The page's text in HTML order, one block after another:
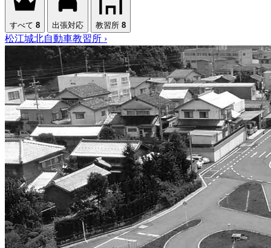
すべて 8 出張対応 教習所 8
松江城北自動車教習所 ›